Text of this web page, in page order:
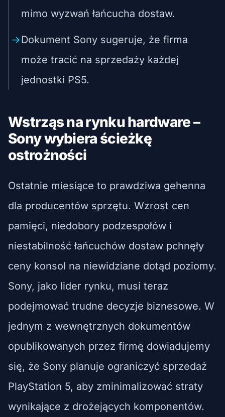
mimo wyzwań łańcucha dostaw.
Dokument Sony sugeruje, że firma
może tracić na sprzedaży każdej
jednostki PS5.
Wstrząs na rynku hardware –
Sony wybiera ścieżkę
ostrożności
Ostatnie miesiące to prawdziwa gehenna
dla producentów sprzętu. Wzrost cen
pamięci, niedobory podzespołów i
niestabilność łańcuchów dostaw pchnęły
ceny konsol na niewidziane dotąd poziomy.
Sony, jako lider rynku, musi teraz
podejmować trudne decyzje biznesowe. W
jednym z wewnętrznych dokumentów
opublikowanych przez firmę dowiadujemy
się, że Sony planuje ograniczyć sprzedaż
PlayStation 5, aby zminimalizować straty
wynikające z drożejących komponentów.